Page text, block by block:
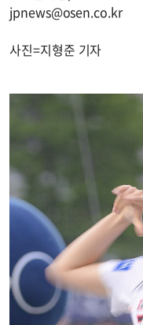
jpnews@osen.co.kr
사진=지형준 기자